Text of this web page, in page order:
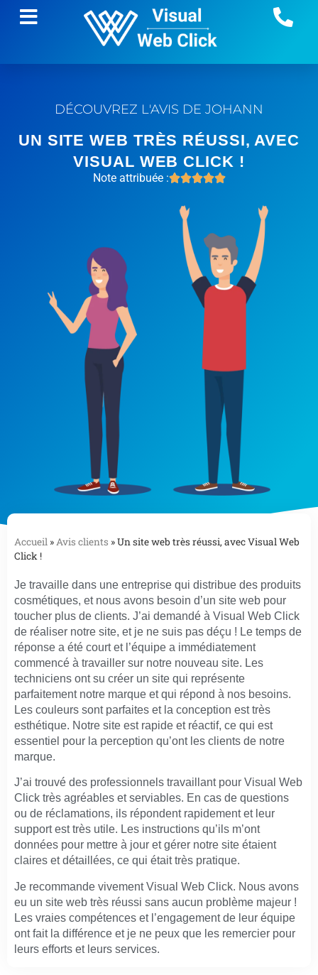
DÉCOUVREZ L'AVIS DE JOHANN
UN SITE WEB TRÈS RÉUSSI, AVEC
VISUAL WEB CLICK !
Note attribuée :
Accueil »Avis clients »Un site web très réussi, avec Visual Web
Click !
Je travaille dans une entreprise qui distribue des produits
cosmétiques, et nous avons besoin d’un site web pour
toucher plus de clients. J’ai demandé à Visual Web Click
de réaliser notre site, et je ne suis pas déçu ! Le temps de
réponse a été court et l’équipe a immédiatement
commencé à travailler sur notre nouveau site. Les
techniciens ont su créer un site qui représente
parfaitement notre marque et qui répond à nos besoins.
Les couleurs sont parfaites et la conception est très
esthétique. Notre site est rapide et réactif, ce qui est
essentiel pour la perception qu’ont les clients de notre
marque.
J’ai trouvé des professionnels travaillant pour Visual Web
Click très agréables et serviables. En cas de questions
ou de réclamations, ils répondent rapidement et leur
support est très utile. Les instructions qu’ils m’ont
données pour mettre à jour et gérer notre site étaient
claires et détaillées, ce qui était très pratique.
Je recommande vivement Visual Web Click. Nous avons
eu un site web très réussi sans aucun problème majeur !
Les vraies compétences et l’engagement de leur équipe
ont fait la différence et je ne peux que les remercier pour
leurs efforts et leurs services.